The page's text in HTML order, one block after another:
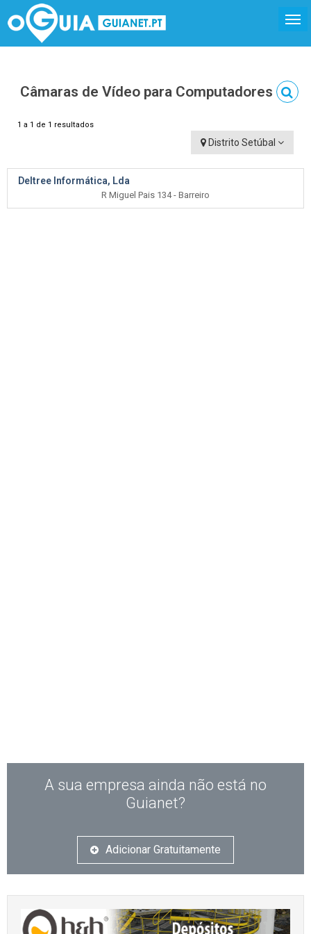
Câmaras de Vídeo para Computadores
1 a 1 de 1 resultados
Distrito Setúbal
Deltree Informática, Lda
R Miguel Pais 134 - Barreiro
A sua empresa ainda não está no
Guianet?
Adicionar Gratuitamente